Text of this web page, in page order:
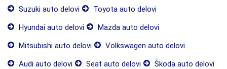
Suzuki auto delovi
Toyota auto delovi
Hyundai auto delovi
Mazda auto delovi
Mitsubishi auto delovi
Volkswagen auto delovi
Audi auto delovi
Seat auto delovi
Škoda auto delovi